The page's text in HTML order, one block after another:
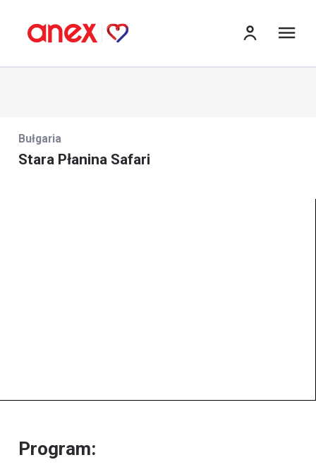
Bułgaria
Stara Płanina Safari
Program: